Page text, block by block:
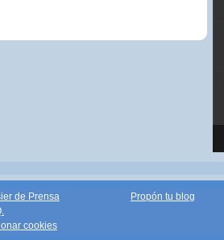
de Prensa
cookies
Propón tu blog